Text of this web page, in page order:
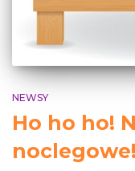
NEWSY
Ho ho ho!
noclegowe!